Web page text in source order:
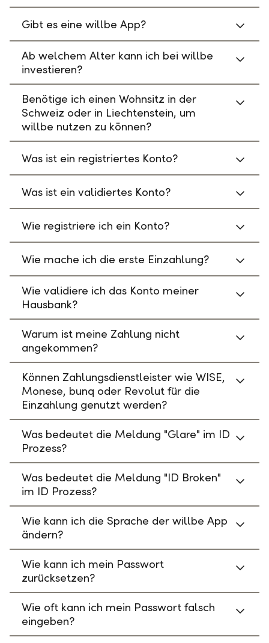
Gibt es eine willbe App?
Ab welchem Alter kann ich bei willbe
investieren?
Benötige ich einen Wohnsitz in der
Schweiz oder in Liechtenstein, um
willbe nutzen zu können?
Was ist ein registriertes Konto?
Was ist ein validiertes Konto?
Wie registriere ich ein Konto?
Wie mache ich die erste Einzahlung?
Wie validiere ich das Konto meiner
Hausbank?
Warum ist meine Zahlung nicht
angekommen?
Können Zahlungsdienstleister wie WISE,
Monese, bunq oder Revolut für die
Einzahlung genutzt werden?
Was bedeutet die Meldung "Glare" im ID
Prozess?
Was bedeutet die Meldung "ID Broken"
im ID Prozess?
Wie kann ich die Sprache der willbe App
ändern?
Wie kann ich mein Passwort
zurücksetzen?
Wie oft kann ich mein Passwort falsch
eingeben?